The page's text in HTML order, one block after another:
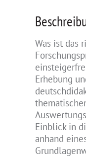
Was ist das
Erhebung
Einblick in
anhand